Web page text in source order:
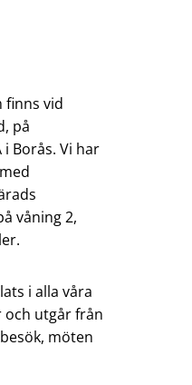
finns vid
på
i Borås. Vi har
våning 2,
i alla våra
utgår från
möten